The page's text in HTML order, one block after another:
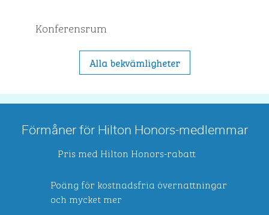
Konferensrum
Alla bekvämligheter
Förmåner för Hilton Honors-medlemmar
Pris med Hilton Honors-rabatt
Poäng för kostnadsfria övernattningar
och mycket mer